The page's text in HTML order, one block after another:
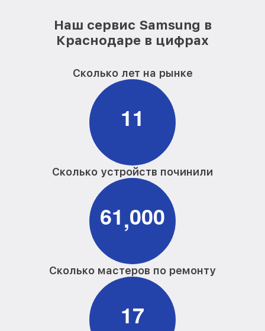
Наш сервис Samsung в
Краснодаре в цифрах
Сколько лет на рынке
11
Сколько устройств починили
61,000
Сколько мастеров по ремонту
17